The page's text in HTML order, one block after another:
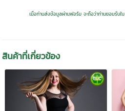
เมื่อท่านส่งข้อมูลผ่านฟอร์ม จะถือว่าท่านยอมรับใน
สินค้าที่เกี่ยวข้อง